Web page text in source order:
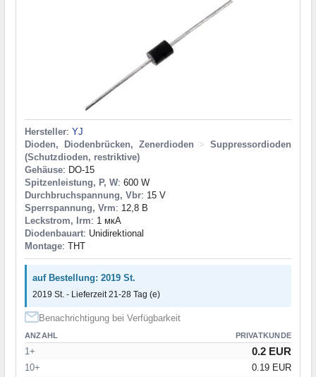
Hersteller: YJ
Dioden, Diodenbrücken, Zenerdioden > Suppressordioden
(Schutzdioden, restriktive)
Gehäuse: DO-15
Spitzenleistung, P, W: 600 W
Durchbruchspannung, Vbr: 15 V
Sperrspannung, Vrm: 12,8 В
Leckstrom, Irm: 1 мкА
Diodenbauart: Unidirektional
Montage: THT
auf Bestellung: 2019 St.
2019 St. - Lieferzeit 21-28 Tag (e)
Benachrichtigung bei Verfügbarkeit
ANZAHL PRIVATKUNDE
1+ 0.2 EUR
10+
0.19 EUR